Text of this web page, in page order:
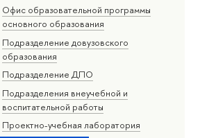
Офис образовательной программы
основного образования
Подразделение довузовского
образования
Подразделение ДПО
Подразделения внеучебной и
воспитательной работы
Проектно-учебная лаборатория